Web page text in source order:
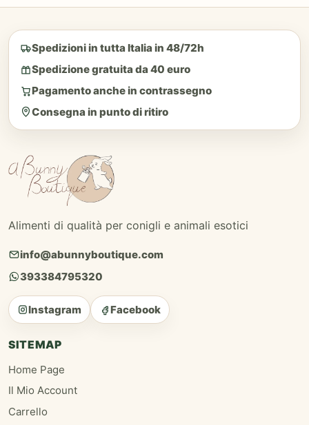
Spedizioni in tutta Italia in 48/72h
Spedizione gratuita da 40 euro
Pagamento anche in contrassegno
Consegna in punto di ritiro
Alimenti di qualità per conigli e animali esotici
info@abunnyboutique.com
393384795320
Instagram Facebook
SITEMAP
Home Page
Il Mio Account
Carrello